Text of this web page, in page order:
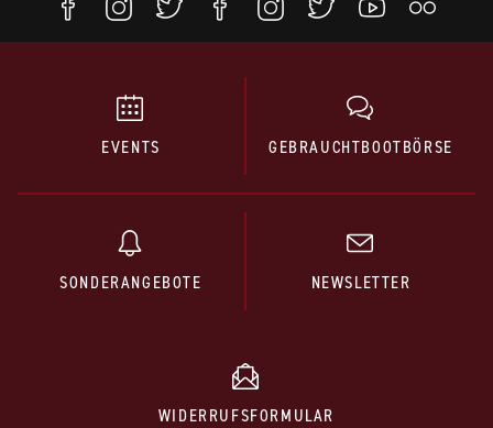
EVENTS GEBRAUCHTBOOTBÖRSE
SONDERANGEBOTE NEWSLETTER
WIDERRUFSFORMULAR